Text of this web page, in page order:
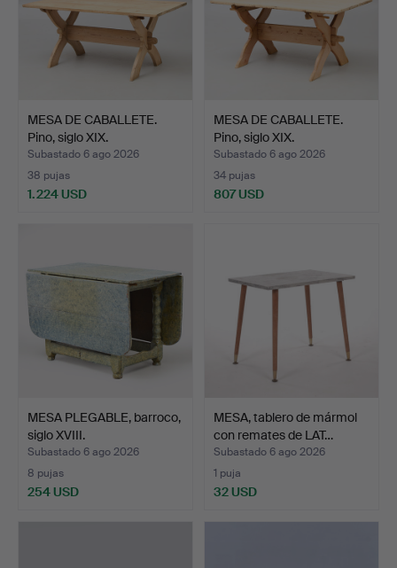
MESA DE CABALLETE.
Pino, siglo XIX.
Subastado 6 ago 2026
38 pujas
1.224 USD
MESA DE CABALLETE.
Pino, siglo XIX.
Subastado 6 ago 2026
34 pujas
807 USD
MESA PLEGABLE, barroco,
siglo XVIII.
Subastado 6 ago 2026
8 pujas
254 USD
MESA, tablero de mármol
con remates de LAT…
Subastado 6 ago 2026
1 puja
32 USD